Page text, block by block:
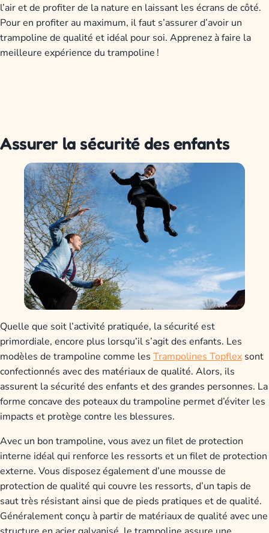
l’air et de profiter de la nature en laissant les écrans de côté.
Pour en profiter au maximum, il faut s’assurer d’avoir un
trampoline de qualité et idéal pour soi. Apprenez à faire la
meilleure expérience du trampoline !
Assurer la sécurité des enfants
Quelle que soit l’activité pratiquée, la sécurité est
primordiale, encore plus lorsqu’il s’agit des enfants. Les
modèles de trampoline comme les Trampolines Topflex sont
confectionnés avec des matériaux de qualité. Alors, ils
assurent la sécurité des enfants et des grandes personnes. La
forme concave des poteaux du trampoline permet d’éviter les
impacts et protège contre les blessures.
Avec un bon trampoline, vous avez un filet de protection
interne idéal qui renforce les ressorts et un filet de protection
externe. Vous disposez également d’une mousse de
protection de qualité qui couvre les ressorts, d’un tapis de
saut très résistant ainsi que de pieds pratiques et de qualité.
Généralement conçu à partir de matériaux de qualité avec une